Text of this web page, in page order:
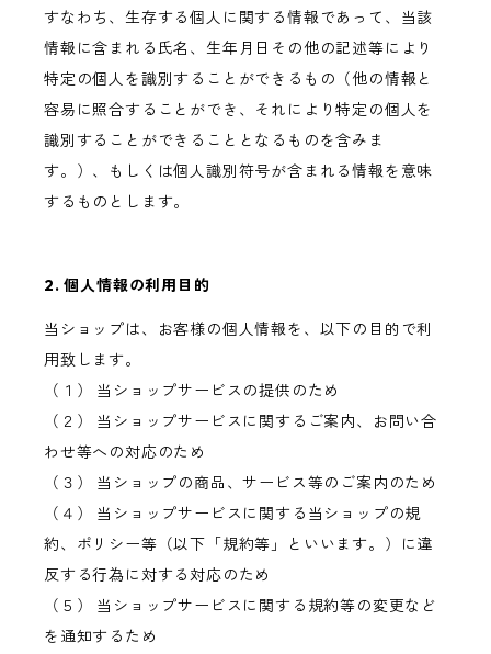
すなわち、生存する個人に関する情報であって、当該
情報に含まれる氏名、生年月日その他の記述等により
特定の個人を識別することができるもの（他の情報と
容易に照合することができ、それにより特定の個人を
識別することができることとなるものを含みま
す。）、もしくは個人識別符号が含まれる情報を意味
するものとします。
2. 個人情報の利用目的
当ショップは、お客様の個人情報を、以下の目的で利
用致します。
（１） 当ショップサービスの提供のため
（２） 当ショップサービスに関するご案内、お問い合
わせ等への対応のため
（３） 当ショップの商品、サービス等のご案内のため
（４） 当ショップサービスに関する当ショップの規
約、ポリシー等（以下「規約等」といいます。）に違
反する行為に対する対応のため
（５） 当ショップサービスに関する規約等の変更など
を通知するため